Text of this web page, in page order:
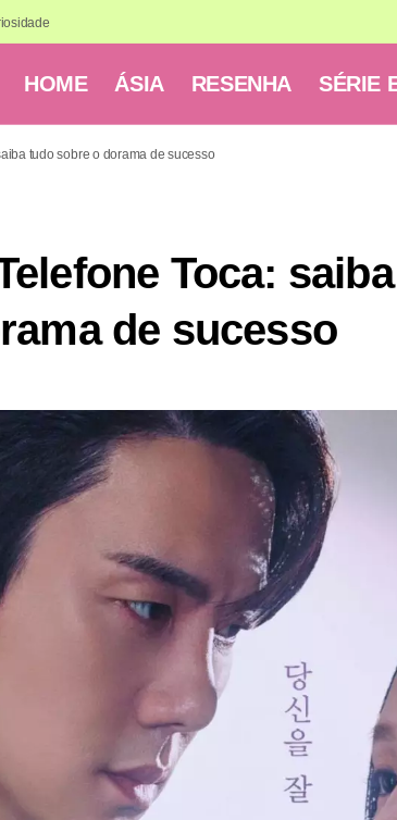
HOME ÁSIA RESENHA SÉRIE
tudo sobre o dorama de sucesso
Toca:
de sucesso